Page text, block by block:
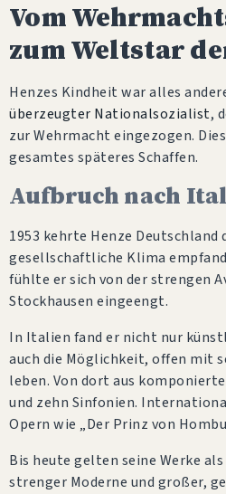
Vom
zum Weltstar
Henzes Kindheit war alles
überzeugter Nationalsozialist,
zur Wehrmacht eingezogen.
gesamtes späteres Schaffen.
Aufbruch nach
1953 kehrte Henze Deutschland
gesellschaftliche Klima
fühlte er sich von der strengen
Stockhausen eingeengt.
In Italien fand er nicht nur
auch die Möglichkeit, offen mit
leben. Von dort aus
und zehn Sinfonien.
Opern wie „Der Prinz von
Bis heute gelten seine Werke
strenger Moderne und großer,